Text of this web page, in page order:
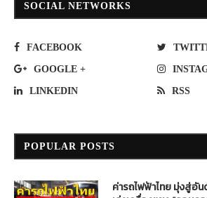
SOCIAL NETWORKS
FACEBOOK
GOOGLE +
LINKEDIN RSS
POPULAR POSTS
ค่ารถไฟฟ้าไทย มุ่งสู่อั